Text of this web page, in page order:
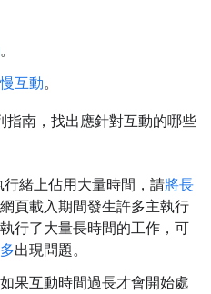
。
互動。
南，找出應針對互動的哪些
緒上佔用大量時間，請將長
頁載入期間發生許多主執行
行了大量長時間的工作，可
出現問題。
如果互動時間過長才會開始處